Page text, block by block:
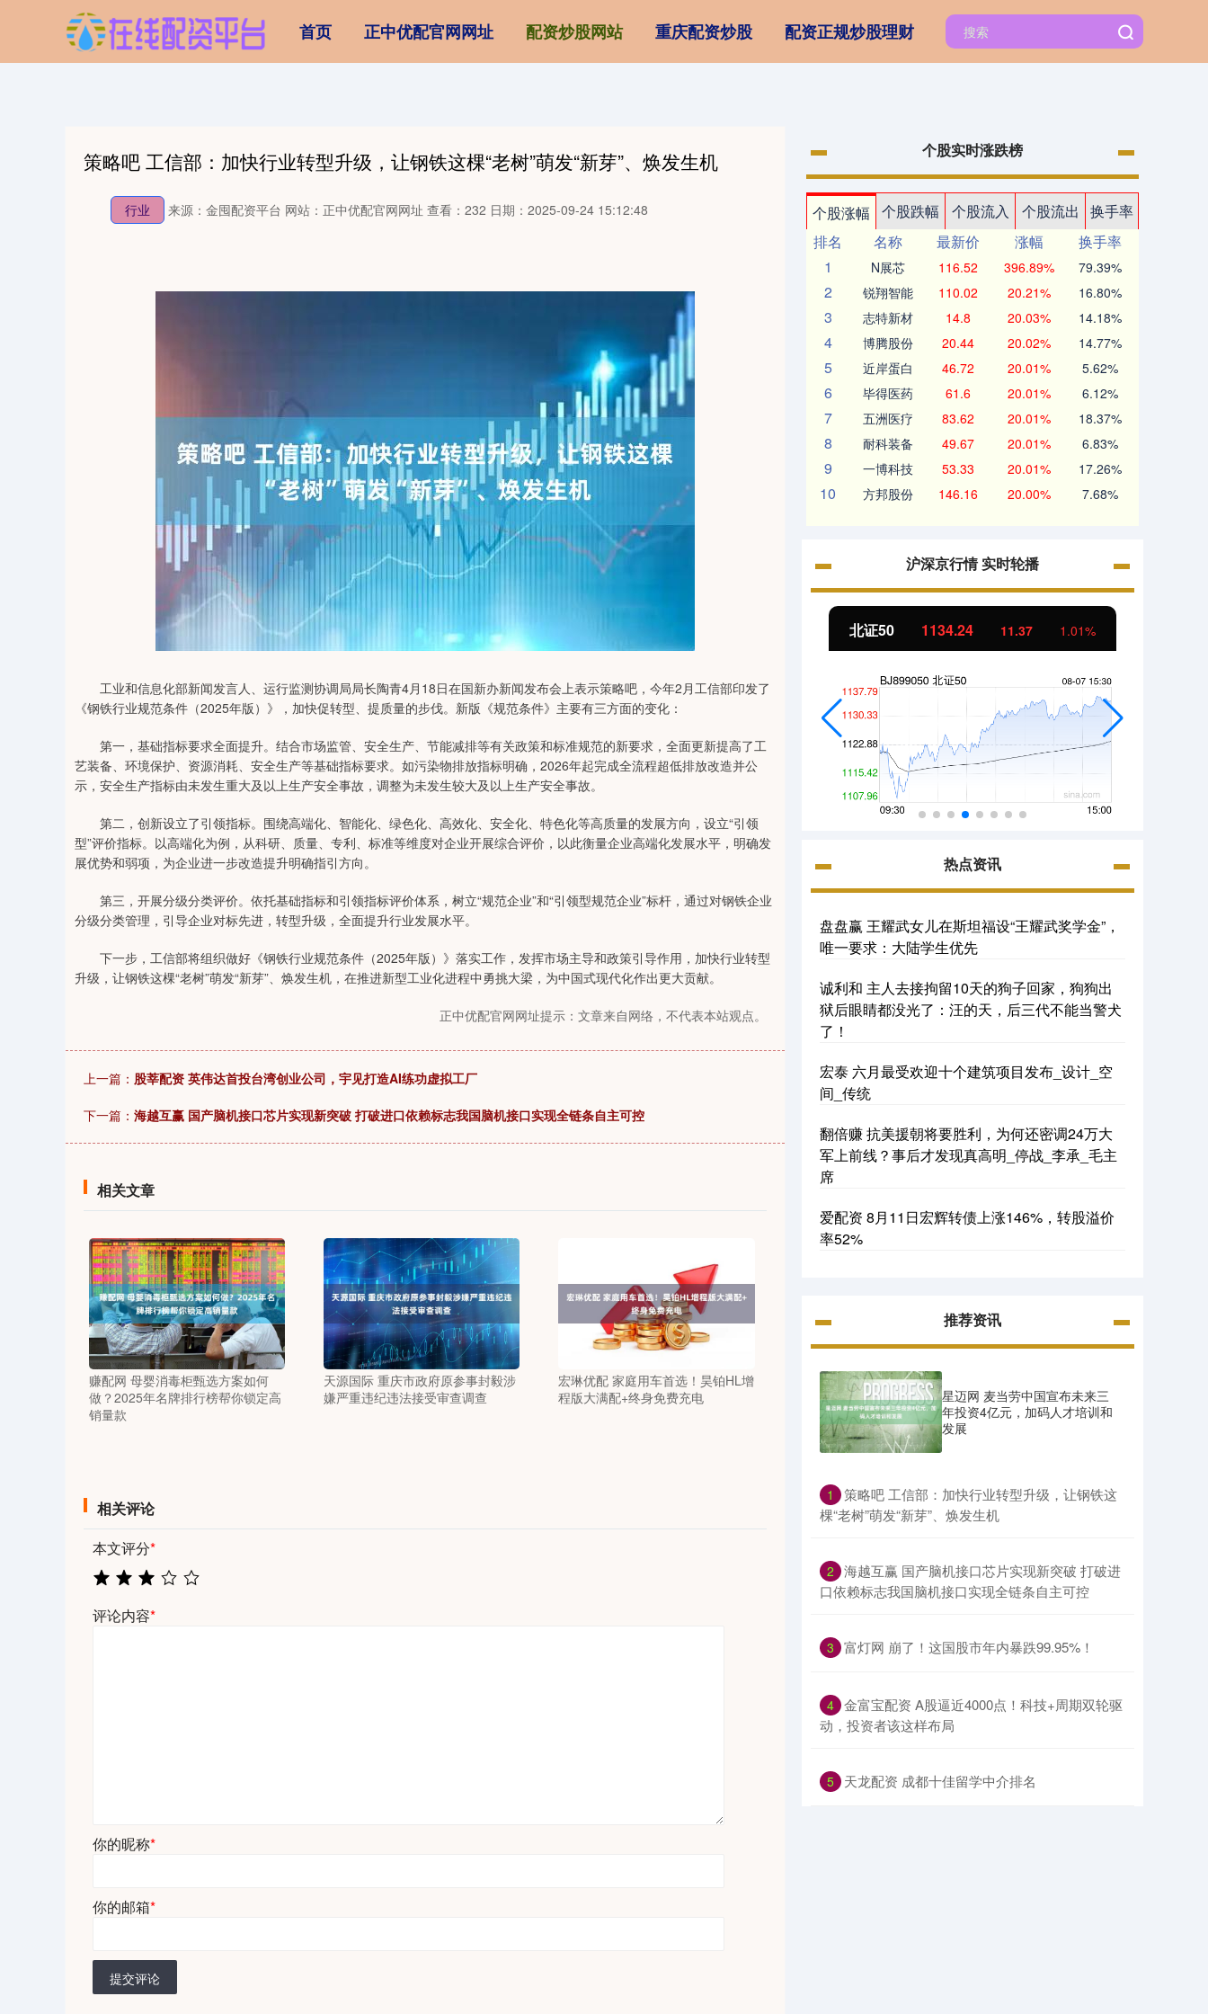
首页 正中优配官网网址 配资炒股网站 重庆配资炒股 配资正规炒股理财
策略吧 工信部：加快行业转型升级，让钢铁这棵“老树”萌发“新芽”、焕发生机
行业 来源：金囤配资平台 网站：正中优配官网网址 查看：232 日期：2025-09-24 15:12:48
工业和信息化部新闻发言人、运行监测协调局局长陶青4月18日在国新办新闻发布会上表示策略吧，今年2月工信部印发了
《钢铁行业规范条件（2025年版）》，加快促转型、提质量的步伐。新版《规范条件》主要有三方面的变化：
第一，基础指标要求全面提升。结合市场监管、安全生产、节能减排等有关政策和标准规范的新要求，全面更新提高了工
艺装备、环境保护、资源消耗、安全生产等基础指标要求。如污染物排放指标明确，2026年起完成全流程超低排放改造并公
示，安全生产指标由未发生重大及以上生产安全事故，调整为未发生较大及以上生产安全事故。
第二，创新设立了引领指标。围绕高端化、智能化、绿色化、高效化、安全化、特色化等高质量的发展方向，设立“引领
型”评价指标。以高端化为例，从科研、质量、专利、标准等维度对企业开展综合评价，以此衡量企业高端化发展水平，明确发
展优势和弱项，为企业进一步改造提升明确指引方向。
第三，开展分级分类评价。依托基础指标和引领指标评价体系，树立“规范企业”和“引领型规范企业”标杆，通过对钢铁企业
分级分类管理，引导企业对标先进，转型升级，全面提升行业发展水平。
下一步，工信部将组织做好《钢铁行业规范条件（2025年版）》落实工作，发挥市场主导和政策引导作用，加快行业转型
升级，让钢铁这棵“老树”萌发“新芽”、焕发生机，在推进新型工业化进程中勇挑大梁，为中国式现代化作出更大贡献。
正中优配官网网址提示：文章来自网络，不代表本站观点。
上一篇： 股莘配资 英伟达首投台湾创业公司，宇见打造AI练功虚拟工厂
下一篇： 海越互赢 国产脑机接口芯片实现新突破 打破进口依赖标志我国脑机接口实现全链条自主可控
相关文章
赚配网 母婴消毒柜甄选方案如何
做？2025年名牌排行榜帮你锁定高
销量款
天源国际 重庆市政府原参事封毅涉
嫌严重违纪违法接受审查调查
宏琳优配 家庭用车首选！昊铂HL增
程版大满配+终身免费充电
相关评论
本文评分*
评论内容*
你的昵称*
你的邮箱*
提交评论
个股实时涨跌榜
个股涨幅 个股跌幅 个股流入 个股流出
换手率
排名
名称 最新价 涨幅
换手率
1
N展芯 116.52 396.89% 79.39%
2 锐翔智能 110.02 20.21% 16.80%
3 志特新材 14.8 20.03% 14.18%
4 博腾股份 20.44 20.02% 14.77%
5 近岸蛋白 46.72 20.01% 5.62%
6 毕得医药 61.6 20.01% 6.12%
7 五洲医疗 83.62 20.01% 18.37%
8 耐科装备 49.67 20.01% 6.83%
9 一博科技 53.33 20.01% 17.26%
10 方邦股份 146.16 20.00% 7.68%
沪深京行情 实时轮播
14311.01 1.42% 沪深300 4694.44 北证50 1134.24 11.37 1.01%
热点资讯
盘盘赢 王耀武女儿在斯坦福设“王耀武奖学金”，
唯一要求：大陆学生优先
诚利和 主人去接拘留10天的狗子回家，狗狗出
狱后眼睛都没光了：汪的天，后三代不能当警犬
了！
宏泰 六月最受欢迎十个建筑项目发布_设计_空
间_传统
翻倍赚 抗美援朝将要胜利，为何还密调24万大
军上前线？事后才发现真高明_停战_李承_毛主
席
爱配资 8月11日宏辉转债上涨146%，转股溢价
率52%
推荐资讯
星迈网 麦当劳中国宣布未来三
年投资4亿元，加码人才培训和
发展
1
​策略吧 工信部：加快行业转型升级，让钢铁这
棵“老树”萌发“新芽”、焕发生机
2 ​海越互赢 国产脑机接口芯片实现新突破 打破进
口依赖标志我国脑机接口实现全链条自主可控
3 ​富灯网 崩了！这国股市年内暴跌99.95%！
4 ​金富宝配资 A股逼近4000点！科技+周期双轮驱
动，投资者该这样布局
5 ​天龙配资 成都十佳留学中介排名